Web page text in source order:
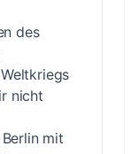
des
nicht
mit